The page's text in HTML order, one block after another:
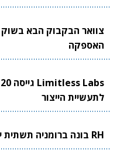
האספקה
לתעשיית הייצור
RH בונה ברומניה תשתית ייצור ביטחוני ישראלית